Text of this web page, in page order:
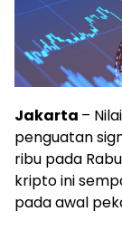
Jakarta –
penguatan
ribu pada
kripto ini
pada awal